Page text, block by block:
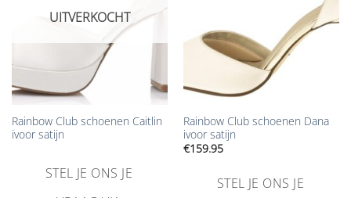
UITVERKOCHT
Rainbow Club schoenen Caitlin
ivoor satijn
STEL JE ONS JE
Rainbow Club schoenen Dana
ivoor satijn
€159.95
STEL JE ONS JE